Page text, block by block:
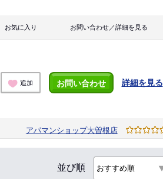
お気に入り お問い合わせ／詳細を見る
追加 お問い合わせ 詳細を見る
アパマンショップ大曽根店
並び順